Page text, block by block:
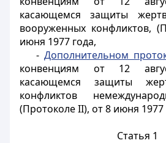
касающемся защиты
вооруженных конфликтов,
июня 1977 года,
- Дополнительном
конвенциям от 12
касающемся защиты
конфликтов
(ПротоколеII), от 8 июня 1977
Статья 1